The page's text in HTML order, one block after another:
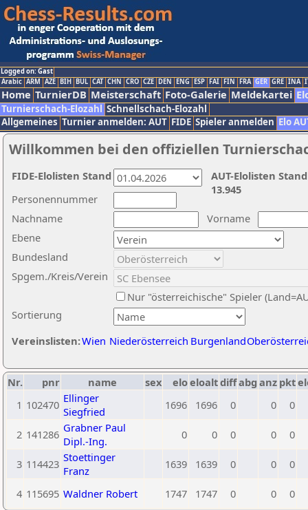
Logged on: Gast
Arabic ARM AZE BIH BUL CAT CHN CRO CZE DEN ENG ESP FAI FIN FRA GER GRE INA
Home TurnierDB Meisterschaft Foto-Galerie Meldekartei
Turnierschach-Elozahl Schnellschach-Elozahl
Allgemeines Turnier anmelden: AUT FIDE Spieler anmelden Elo
Willkommen bei den offiziellen
Nachname
Vorname
Ebene
Sortierung
Personennummer
Bundesland
Spgem./Kreis/Verein
Nur "österreichische" Spieler
Vereinslisten:Wien Niederösterreich Burgenland
AUT-Elolisten
13.945
FIDE-Elolisten Stand
Nr. pnr name sex eloeloaltdiffabg anz pkt
1 102470 Ellinger
Siegfried
1696 1696 0 0 0
2 141286 Grabner Paul
Dipl.-Ing.
0 0 0 0 0
3 114423 Stoettinger
Franz
1639 1639 0 0 0
4 115695 Waldner Robert 1747 1747 0 0 0